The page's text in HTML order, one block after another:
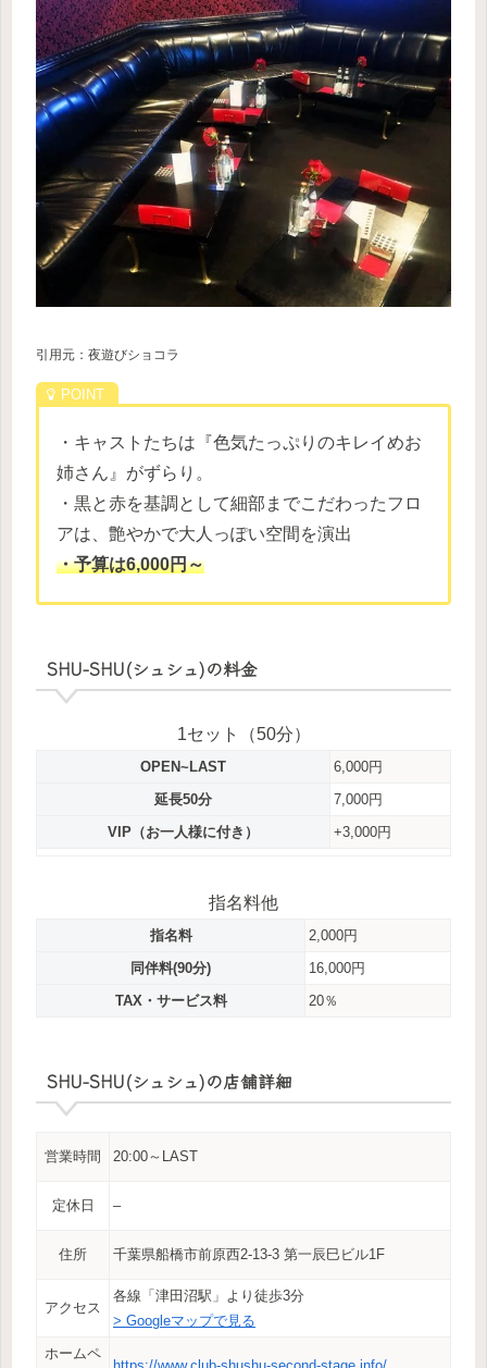
引用元：夜遊びショコラ
・キャストたちは『色気たっぷりのキレイめお
姉さん』がずらり。
・黒と赤を基調として細部までこだわったフロ
アは、艶やかで大人っぽい空間を演出
・予算は6,000円～
SHU-SHU(シュシュ)の料金
1セット（50分）
OPEN~LAST
6,000円
延長50分
7,000円
VIP（お一人様に付き）
+3,000円
指名料他
指名料
2,000円
同伴料(90分)
16,000円
TAX・サービス料
20％
SHU-SHU(シュシュ)の店舗詳細
営業時間 20:00～LAST
定休日 –
住所 千葉県船橋市前原西2-13-3 第一辰巳ビル1F
アクセス
各線「津田沼駅」より徒歩3分
> Googleマップで見る
ホームペ